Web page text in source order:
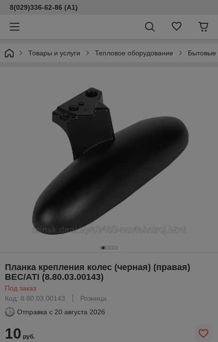
8(029)336-62-86 (A1)
Товары и услуги Тепловое оборудование Бытовые
Планка крепления колес (черная) (правая)
BEC/ATI (8.80.03.00143)
Под заказ
Код: 8.80.03.00143
Розница
Отправка с 20 августа 2026
10 руб.